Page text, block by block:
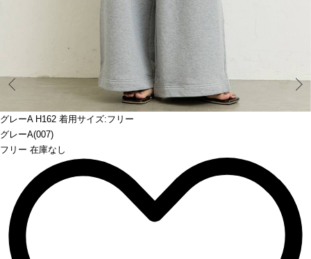
グレーA H162 着用サイズ:フリー
グレーA(007)
フリー 在庫なし
Prev